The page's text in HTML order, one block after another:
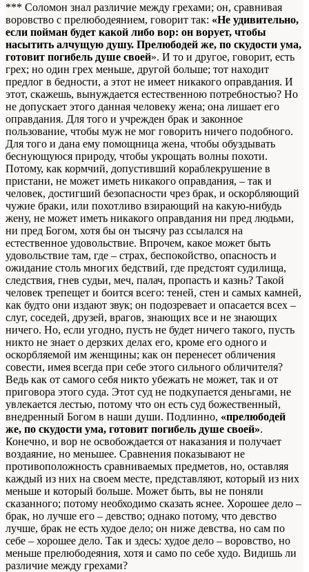
*** Соломон знал различие между грехами; он, сравнивая
воровство с прелюбодеянием, говорит так: «Не удивительно,
если пойман будет какой либо вор: он ворует, чтобы
насытить алчущую душу. Прелюбодей же, по скудости ума,
готовит погибель душе своей». И то и другое, говорит, есть
грех; но один грех меньше, другой больше; тот находит
предлог в бедности, а этот не имеет никакого оправдания. И
этот, скажешь, вынуждается естественною потребностью? Но
не допускает этого данная человеку жена; она лишает его
оправдания. Для того и учрежден брак и законное
пользование, чтобы муж не мог говорить ничего подобного.
Для того и дана ему помощница жена, чтобы обуздывать
беснующуюся природу, чтобы укрощать волны похоти.
Потому, как кормчий, допустивший кораблекрушение в
пристани, не может иметь никакого оправдания, – так и
человек, достигший безопасности чрез брак, и оскорбляющий
чужие браки, или похотливо взирающий на какую-нибудь
жену, не может иметь никакого оправдания ни пред людьми,
ни пред Богом, хотя бы он тысячу раз ссылался на
естественное удовольствие. Впрочем, какое может быть
удовольствие там, где – страх, беспокойство, опасность и
ожидание столь многих бедствий, где предстоят судилища,
следствия, гнев судьи, меч, палач, пропасть и казнь? Такой
человек трепещет и боится всего: теней, стен и самых камней,
как будто они издают звук; он подозревает и опасается всех –
слуг, соседей, друзей, врагов, знающих все и не знающих
ничего. Но, если угодно, пусть не будет ничего такого, пусть
никто не знает о дерзких делах его, кроме его одного и
оскорбляемой им женщины; как он перенесет обличения
совести, имея всегда при себе этого сильного обличителя?
Ведь как от самого себя никто убежать не может, так и от
приговора этого суда. Этот суд не подкупается деньгами, не
увлекается лестью, потому что он есть суд божественный,
внедренный Богом в наши души. Подлинно, «прелюбодей
же, по скудости ума, готовит погибель душе своей».
Конечно, и вор не освобождается от наказания и получает
воздаяние, но меньшее. Сравнения показывают не
противоположность сравниваемых предметов, но, оставляя
каждый из них на своем месте, представляют, который из них
меньше и который больше. Может быть, вы не поняли
сказанного; потому необходимо сказать яснее. Хорошее дело –
брак, но лучше его – девство; однако потому, что девство
лучше, брак не есть худое дело; он ниже девства, но сам по
себе – хорошее дело. Так и здесь: худое дело – воровство, но
меньше прелюбодеяния, хотя и само по себе худо. Видишь ли
различие между грехами?